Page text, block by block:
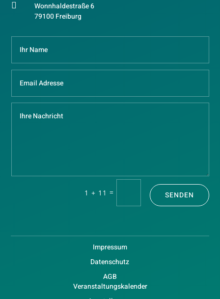

Wonnhaldestraße 6
79100 Freiburg
1 + 11 = SENDEN
Impressum
Datenschutz
AGB
Veranstaltungskalender